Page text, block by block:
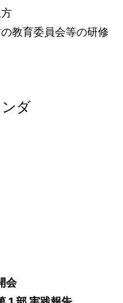
教育委員会等の研修
ダ
会